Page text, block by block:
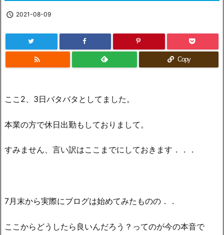
 2021-08-09
 Copy
ここ2、3日バタバタとしてました。
本業の方で休日出勤もしておりまして。
すみません、言い訳はここまでにしておきます．．．
7月末から実際にブログは始めてみたものの．．
ここからどうしたら良いんだろう？ってのが今の本音で